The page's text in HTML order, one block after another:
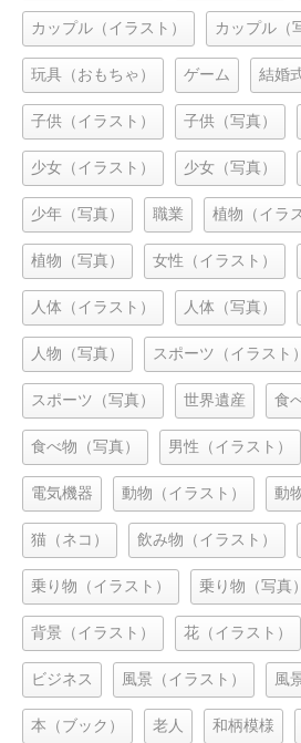
カップル（イラスト） カップル（
玩具（おもちゃ） ゲーム 結婚
子供（イラスト） 子供（写真）
少女（イラスト） 少女（写真）
少年（写真） 職業 植物（イラ
植物（写真） 女性（イラスト）
人体（イラスト） 人体（写真）
人物（写真） スポーツ（イラスト）
スポーツ（写真） 世界遺産 食
食べ物（写真） 男性（イラスト）
電気機器 動物（イラスト） 動
猫（ネコ） 飲み物（イラスト）
乗り物（イラスト） 乗り物（写真）
背景（イラスト） 花（イラスト）
ビジネス 風景（イラスト） 風
本（ブック） 老人 和柄模様